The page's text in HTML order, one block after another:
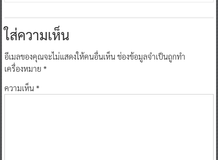
ใส่ความเห็น
อีเมลของคุณจะไม่แสดงให้คนอื่นเห็นช่องข้อมูลจำเป็นถูกทำ
เครื่องหมาย *
ความเห็น*